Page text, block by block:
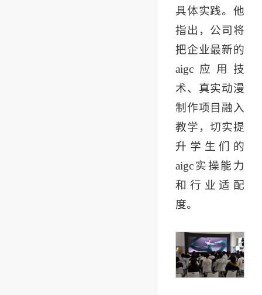
具体实践。他
指出，公司将
把企业最新的
aigc应用技
术、真实动漫
制作项目融入
教学，切实提
升学生们的
aigc实操能力
和行业适配
度。